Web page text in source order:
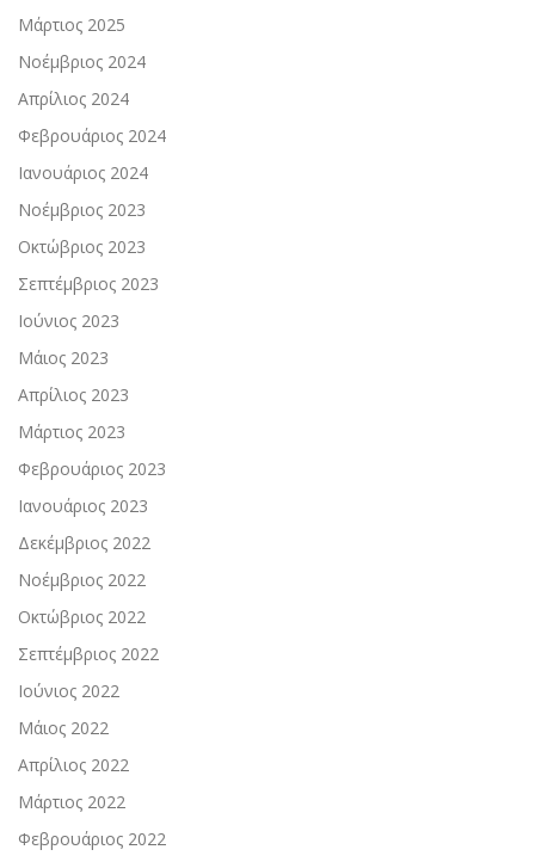
Μάρτιος 2025
Νοέμβριος 2024
Απρίλιος 2024
Φεβρουάριος 2024
Ιανουάριος 2024
Νοέμβριος 2023
Οκτώβριος 2023
Σεπτέμβριος 2023
Ιούνιος 2023
Μάιος 2023
Απρίλιος 2023
Μάρτιος 2023
Φεβρουάριος 2023
Ιανουάριος 2023
Δεκέμβριος 2022
Νοέμβριος 2022
Οκτώβριος 2022
Σεπτέμβριος 2022
Ιούνιος 2022
Μάιος 2022
Απρίλιος 2022
Μάρτιος 2022
Φεβρουάριος 2022